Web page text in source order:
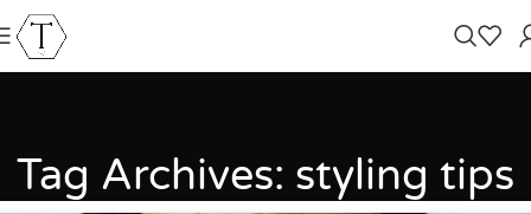
Tag Archives: styling tips